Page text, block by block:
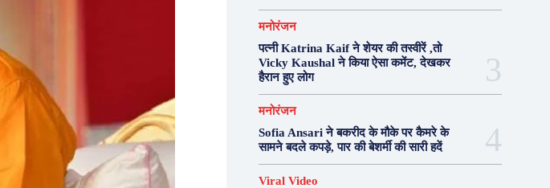
मनोरंजन
पत्नी Katrina Kaif ने शेयर की तस्वीरें ,तो
Vicky Kaushal ने किया ऐसा कमेंट, देखकर
हैरान हुए लोग
मनोरंजन
Sofia Ansari ने बकरीद के मौके पर कैमरे के
सामने बदले कपड़े, पार की बेशर्मी की सारी हदें
Viral Video